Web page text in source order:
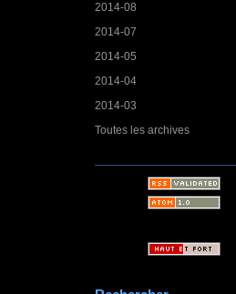
2014-08
2014-07
2014-05
2014-04
2014-03
Toutes les archives